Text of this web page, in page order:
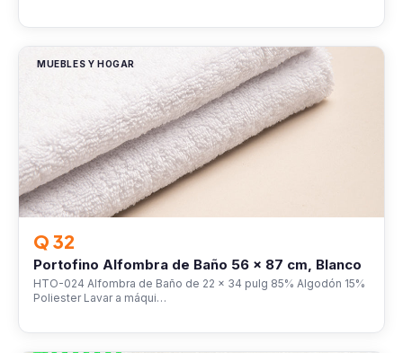
MUEBLES Y HOGAR
Q 32
Portofino Alfombra de Baño 56 x 87 cm, Blanco
HTO-024 Alfombra de Baño de 22 x 34 pulg 85% Algodón 15%
Poliester Lavar a máqui…